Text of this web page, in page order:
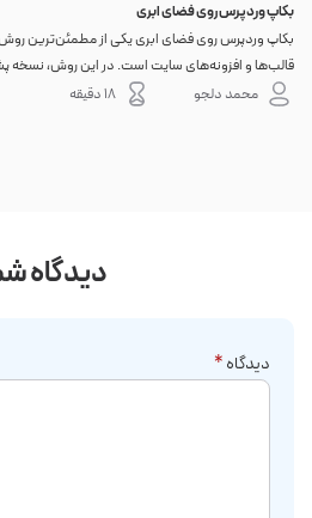
بکاپ وردپرس روی فضای ابری
بکاپ وردپرس روی فضای ابری یکی از مطمئن‌ترین
قالب‌ها و افزونه‌های سایت است. در این روش، نسخه
هاست اصلی باقی بماند، به یک فضای جداگانه منتقل
محمد دلجو 18 دقیقه
دیدگاه
دیدگاه*